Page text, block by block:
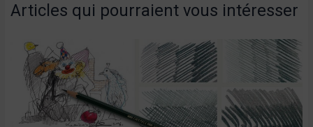
Articles qui pourraient vous intéresser